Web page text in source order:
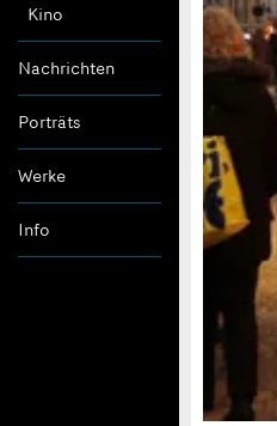
Kino
Nachrichten
Porträts
Werke
Info